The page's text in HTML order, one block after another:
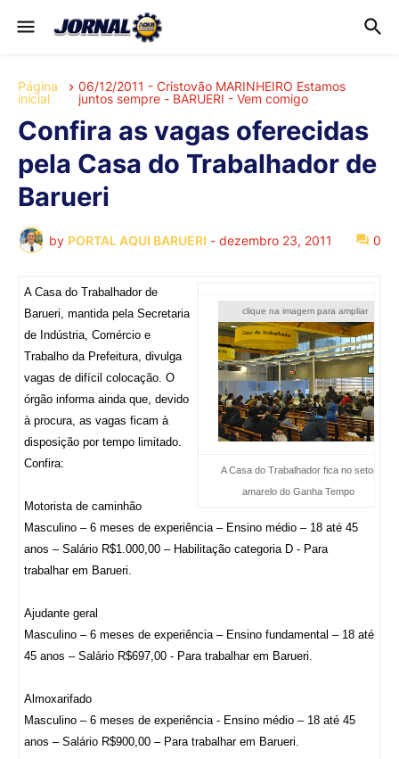
Página
inicial
06/12/2011 - Cristovão MARINHEIRO Estamos
juntos sempre - BARUERI - Vem comigo
Confira as vagas oferecidas
pela Casa do Trabalhador de
Barueri
by PORTAL AQUI BARUERI - dezembro 23, 2011 0
clique na imagem para ampliar
A Casa do Trabalhador fica no setor
amarelo do Ganha Tempo
A Casa do Trabalhador de
Barueri, mantida pela Secretaria
de Indústria, Comércio e
Trabalho da Prefeitura, divulga
vagas de difícil colocação. O
órgão informa ainda que, devido
à procura, as vagas ficam à
disposição por tempo limitado.
Confira:
Motorista de caminhão
Masculino – 6 meses de experiência – Ensino médio – 18 até 45
anos – Salário R$1.000,00 – Habilitação categoria D - Para
trabalhar em Barueri.
Ajudante geral
Masculino – 6 meses de experiência – Ensino fundamental – 18 até
45 anos – Salário R$697,00 - Para trabalhar em Barueri.
Almoxarifado
Masculino – 6 meses de experiência - Ensino médio – 18 até 45
anos – Salário R$900,00 – Para trabalhar em Barueri.